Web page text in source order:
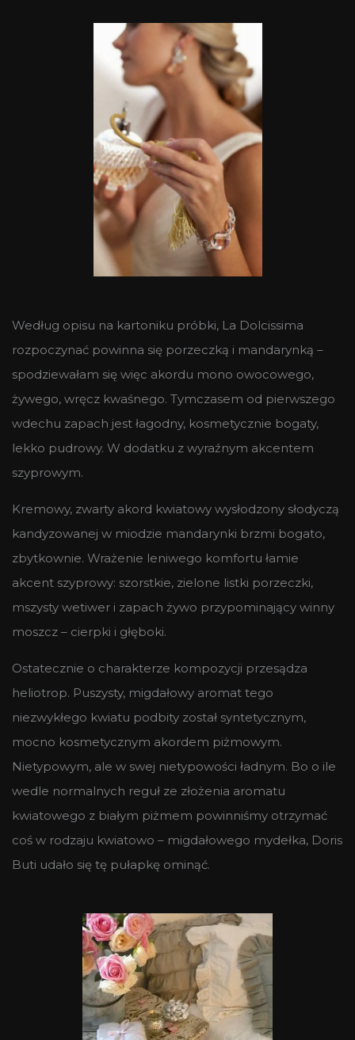
Według opisu na kartoniku próbki, La Dolcissima
rozpoczynać powinna się porzeczką i mandarynką –
spodziewałam się więc akordu mono owocowego,
żywego, wręcz kwaśnego. Tymczasem od pierwszego
wdechu zapach jest łagodny, kosmetycznie bogaty,
lekko pudrowy. W dodatku z wyraźnym akcentem
szyprowym.
Kremowy, zwarty akord kwiatowy wysłodzony słodyczą
kandyzowanej w miodzie mandarynki brzmi bogato,
zbytkownie. Wrażenie leniwego komfortu łamie
akcent szyprowy: szorstkie, zielone listki porzeczki,
mszysty wetiwer i zapach żywo przypominający winny
moszcz – cierpki i głęboki.
Ostatecznie o charakterze kompozycji przesądza
heliotrop. Puszysty, migdałowy aromat tego
niezwykłego kwiatu podbity został syntetycznym,
mocno kosmetycznym akordem piżmowym.
Nietypowym, ale w swej nietypowości ładnym. Bo o ile
wedle normalnych reguł ze złożenia aromatu
kwiatowego z białym piżmem powinniśmy otrzymać
coś w rodzaju kwiatowo – migdałowego mydełka, Doris
Buti udało się tę pułapkę ominąć.